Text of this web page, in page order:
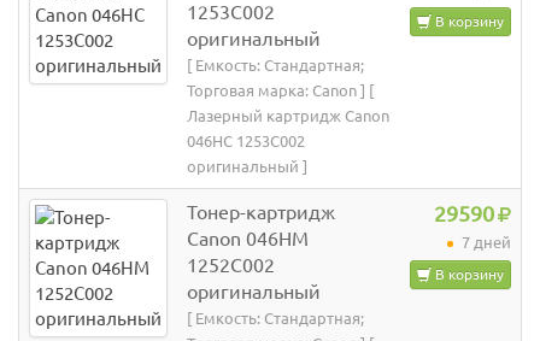
1253C002
оригинальный
[ Емкость: Стандартная;
Торговая марка: Canon ] [
Лазерный картридж Canon
046HC 1253C002
оригинальный ]
В корзину
Тонер-картридж
Canon 046HM
1252C002
оригинальный
[ Емкость: Стандартная;
29590
7 дней
В корзину